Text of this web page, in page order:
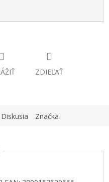
ZDIEĽAŤ
Diskusia Značka